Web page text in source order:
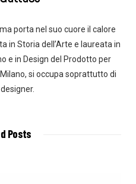
porta nel suo cuore il calore
in Storia dell’Arte e laureata in
e in Design del Prodotto per
si occupa soprattutto di
Posts